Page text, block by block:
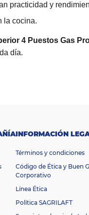
practicidad y
la cocina.
4 Puestos Gas
día.
INFORMACIÓN
Términos y condiciones
Código de Ética y Buen
Corporativo
Línea Ética
Política SAGRILAFT